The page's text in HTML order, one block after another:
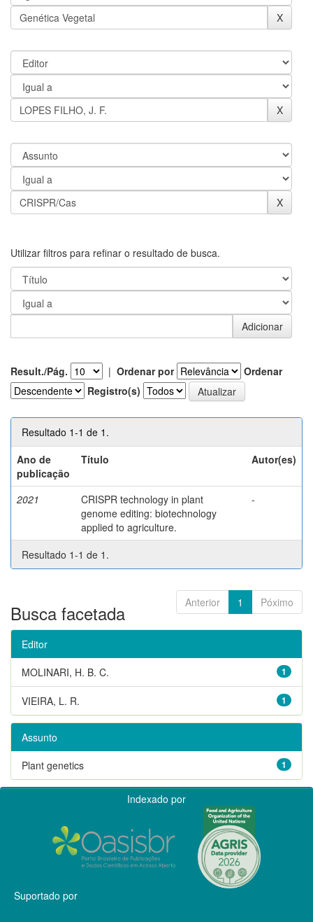
Utilizar filtros para refinar o resultado de busca.
Result./Pág. | Ordenar por
Ordenar
Registro(s)
Resultado 1-1 de 1.
Ano de
publicação
Título Autor(es)
2021
CRISPR technology in plant
genome editing: biotechnology
applied to agriculture.
-
Resultado 1-1 de 1.
Anterior 1 Póximo
Busca facetada
Editor
1
MOLINARI, H. B. C.
1
VIEIRA, L. R.
Assunto
1
Plant genetics
Indexado por
Suportado por